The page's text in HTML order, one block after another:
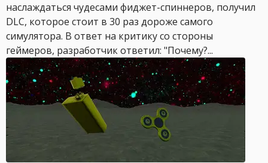
наслаждаться чудесами фиджет-спиннеров, получил
DLC, которое стоит в 30 раз дороже самого
симулятора. В ответ на критику со стороны
геймеров, разработчик ответил: "Почему?...